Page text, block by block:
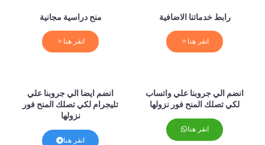
رابط خدماتنا الاضافية
انقر هنا
منح دراسية مجانية
انقر هنا
انضم الي جروبنا علي واتساب
لكي تصلك المنح فور نزولها
انقر هنا
انضم ايضا الي جروبنا علي
تليجرام لكي تصلك المنح فور
نزولها
انقر هنا